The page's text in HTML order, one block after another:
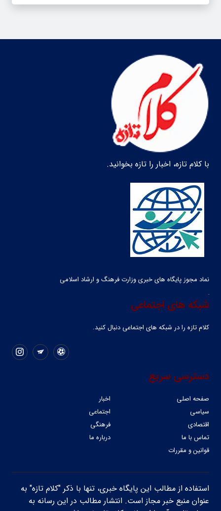
با کلام تازه، اخبار را تازه بخوانید.
نماد مجوز پایگاه های خبری وزارت فرهنگ و ارشاد اسلامی
شبکه های اجتماعی
کلام تازه را در شبکه ‌های اجتماعی دنبال کنید.
دسترسی سریع
صفحه اصلی
اخبار
سیاسی
اجتماعی
اقتصادی
فرهنگی
تماس با ما
درباره ما
قوانین و مقررات
استفاده از مطالب این پایگاه خبری، تنها با ذکر "کلام تازه" به
عنوان منبع خبر مجاز است. انتشار مطالب در این رسانه به